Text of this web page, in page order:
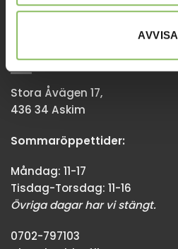
AVVISA
info@baddsofflagret.se
GÖTEBORG
Stora Åvägen 17,
436 34 Askim
Sommaröppettider:
Måndag: 11-17
Tisdag-Torsdag: 11-16
Övriga dagar har vi stängt.
0702-797103